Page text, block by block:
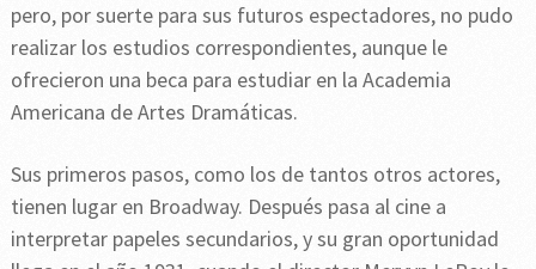
pero, por suerte para sus futuros espectadores, no pudo
realizar los estudios correspondientes, aunque le
ofrecieron una beca para estudiar en la Academia
Americana de Artes Dramáticas.
Sus primeros pasos, como los de tantos otros actores,
tienen lugar en Broadway. Después pasa al cine a
interpretar papeles secundarios, y su gran oportunidad